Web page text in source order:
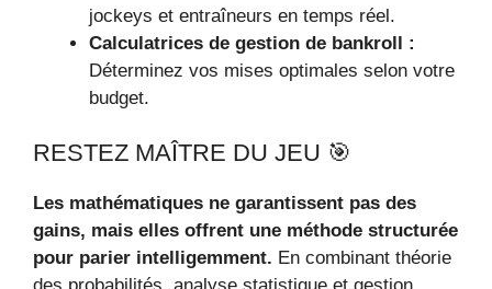
jockeys et entraîneurs en temps réel.
Calculatrices de gestion de bankroll :
Déterminez vos mises optimales selon votre
budget.
RESTEZ MAÎTRE DU JEU 🎯
Les mathématiques ne garantissent pas des
gains, mais elles offrent une méthode structurée
pour parier intelligemment. En combinant théorie